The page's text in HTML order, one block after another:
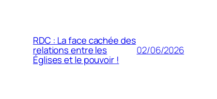
RDC : La face cachée des
relations entre les
Églises et le pouvoir !
02/06/2026